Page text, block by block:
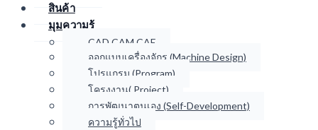
สินค้า
มุมความรู้
CAD CAM CAE
ออกแบบเครื่องจักร (Machine Design)
โปรแกรม (Program)
โครงงาน( Project)
การพัฒนาตนเอง (Self-Development)
ความรู้ทั่วไป